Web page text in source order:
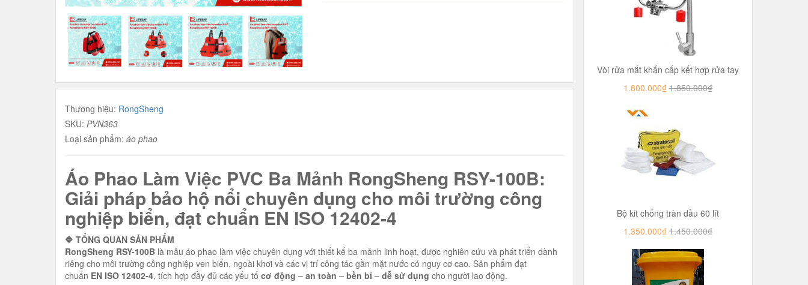
Thương hiệu: RongSheng
SKU: PVN363
Loại sản phẩm: áo phao
Áo Phao Làm Việc PVC Ba Mảnh RongSheng RSY-100B:
Giải pháp bảo hộ nổi chuyên dụng cho môi trường công
nghiệp biển, đạt chuẩn EN ISO 12402-4
🔷 TỔNG QUAN SẢN PHẨM
RongSheng RSY-100B là mẫu áo phao làm việc chuyên dụng với thiết kế ba mảnh linh hoạt, được nghiên cứu và phát triển dành
riêng cho môi trường công nghiệp ven biển, ngoài khơi và các vị trí công tác gần mặt nước có nguy cơ cao. Sản phẩm đạt
chuẩn EN ISO 12402-4, tích hợp đầy đủ các yếu tố cơ động – an toàn – bền bỉ – dễ sử dụng cho người lao động.
Vòi rửa mắt khẩn cấp kết hợp rửa tay
1.800.000₫ 1.850.000₫
Bộ kit chống tràn dầu 60 lít
1.350.000₫ 1.450.000₫